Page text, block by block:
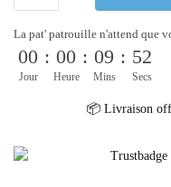
La pat' patrouille n'attend que
00
Jour
: 00
Heure
: 09
Mins
: 52
Secs
📦 Livraison